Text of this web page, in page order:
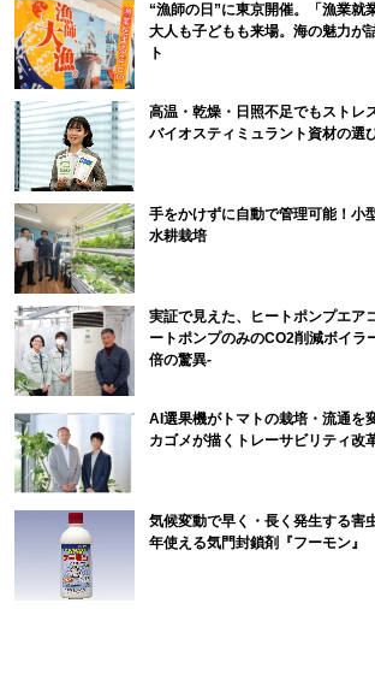
“漁師の日”に東京開催。「漁業就
大人も子どもも来場。海の魅力が
ト
高温・乾燥・日照不足でもストレ
バイオスティミュラント資材の選
手をかけずに自動で管理可能！小
水耕栽培
実証で見えた、ヒートポンプエア
ートポンプのみのCO2削減ボイラ
倍の驚異-
AI選果機がトマトの栽培・流通を
カゴメが描くトレーサビリティ改
気候変動で早く・長く発生する害
年使える気門封鎖剤『フーモン』